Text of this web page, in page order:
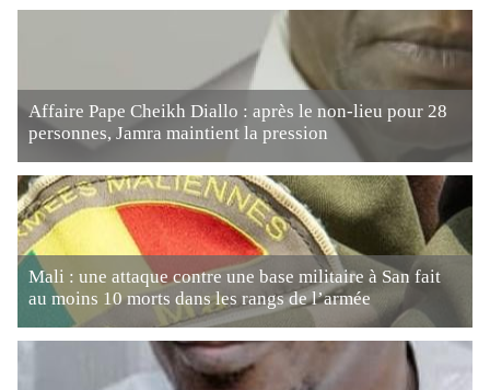
Affaire Pape Cheikh Diallo : après le non-lieu pour 28
personnes, Jamra maintient la pression
Mali : une attaque contre une base militaire à San fait
au moins 10 morts dans les rangs de l’armée